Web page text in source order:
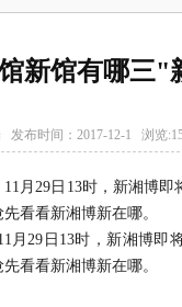
新馆有哪三"
发布时间：2017-12-1 浏览:
月29日13时，新湘博
看看新湘博新在哪。
29日13时，新湘博即
看看新湘博新在哪。